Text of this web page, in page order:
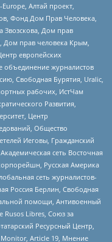
Алтай проект,
Фонд Дом Прав Человека,
Звозскова, Дом прав
Дом прав человека Крым,
европейских
объединение журналистов
Свободная Бурятия, Uralic,
рабочих, ИстЧам
Развития,
Центр
Общество
Иеговы, Гражданский
сеть Восточная
Русская Америка
сеть журналистов-
Россия Берлин, Свободная
помощи, Антивоенный
Rusos Libres, Союз за
Ресурсный Центр,
Article 19, Мнение